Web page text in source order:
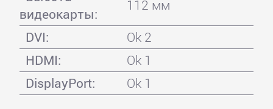
видеокарты:
112 мм
DVI:
Ok 2
HDMI:
Ok 1
DisplayPort:
Ok 1